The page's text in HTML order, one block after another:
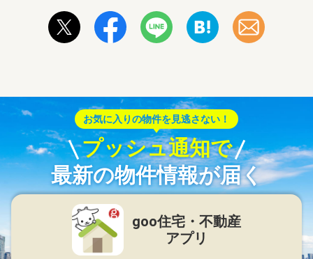
お気に入りの物件を見逃さない！
プッシュ通知で
最新の物件情報が届く
goo住宅・不動産
アプリ